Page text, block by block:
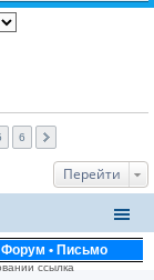
6
Перейти
Форум • Письмо
ссылка